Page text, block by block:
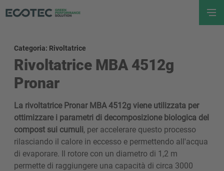
Categoria: Rivoltatrice
Rivoltatrice MBA 4512g
Pronar
La rivoltatrice Pronar MBA 4512g viene utilizzata per
ottimizzare i parametri di decomposizione biologica del
compost sui cumuli, per accelerare questo processo
rilasciando il calore in eccesso e permettendo all'acqua
di evaporare. Il rotore con un diametro di 1,2 m
permette di raggiungere una capacità di circa 3000